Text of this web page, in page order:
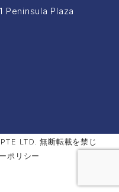
Peninsula Plaza
LTD. 無断転載を禁じ
ポリシー